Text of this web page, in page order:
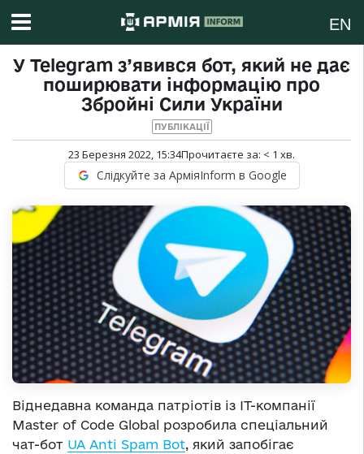
EN
У Telegram з’явився бот, який не дає
поширювати інформацію про
Збройні Сили України
ПУБЛІКАЦІЇ
23 Березня 2022, 15:34Прочитаєте за: < 1 хв.
Слідкуйте за АрміяInform в Google
Віднедавна команда патріотів із ІТ-компанії
Master of Code Global розробила спеціальний
чат-бот UA Anti Spam Bot, який запобігає